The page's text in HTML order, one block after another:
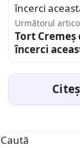
Următorul
Tort Cremeș
încerci
Caută